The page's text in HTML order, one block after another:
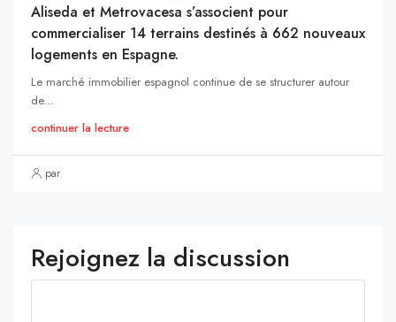
Aliseda et Metrovacesa s’associent pour
commercialiser 14 terrains destinés à 662 nouveaux
logements en Espagne.
Le marché immobilier espagnol continue de se structurer autour
de...
continuer la lecture
par
Rejoignez la discussion